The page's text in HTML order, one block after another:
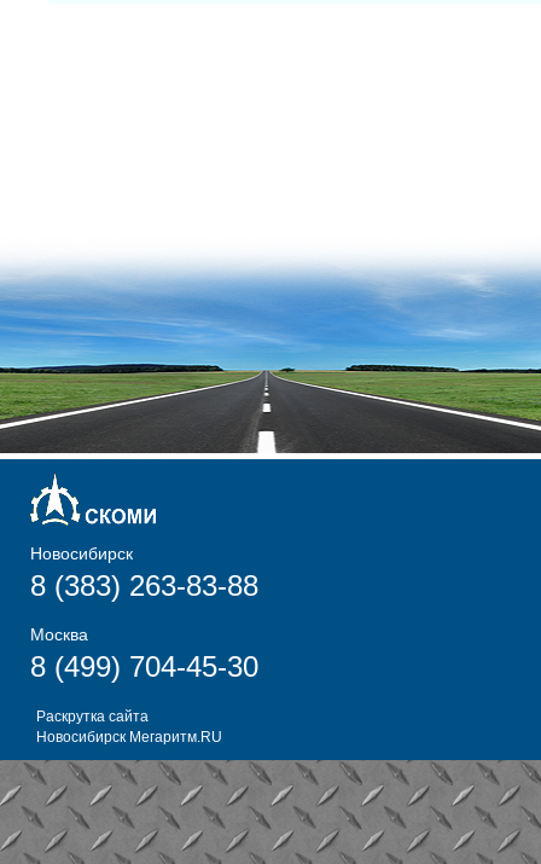
Раскрутка сайта
Новосибирск Мегаритм.RU
Новосибирск
8 (383) 263-83-88
Москва
8 (499) 704-45-30